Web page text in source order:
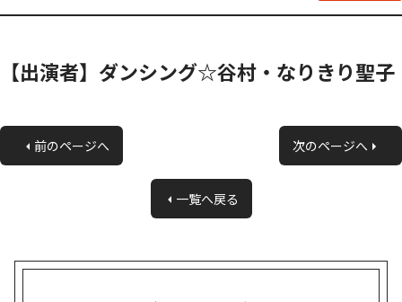
【出演者】ダンシング☆谷村・なりきり聖子
前のページへ 次のページへ
一覧へ戻る